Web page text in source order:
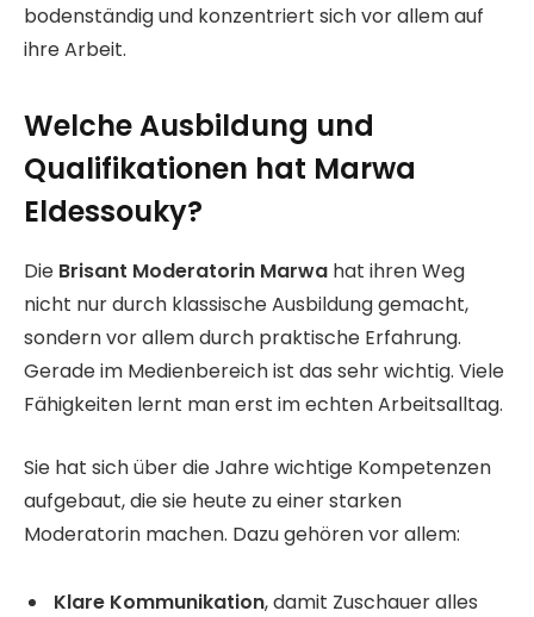
bodenständig und konzentriert sich vor allem auf
ihre Arbeit.
Welche Ausbildung und
Qualifikationen hat Marwa
Eldessouky?
Die Brisant Moderatorin Marwa hat ihren Weg
nicht nur durch klassische Ausbildung gemacht,
sondern vor allem durch praktische Erfahrung.
Gerade im Medienbereich ist das sehr wichtig. Viele
Fähigkeiten lernt man erst im echten Arbeitsalltag.
Sie hat sich über die Jahre wichtige Kompetenzen
aufgebaut, die sie heute zu einer starken
Moderatorin machen. Dazu gehören vor allem:
Klare Kommunikation, damit Zuschauer alles